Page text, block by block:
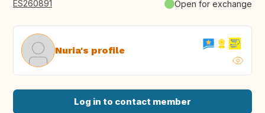
ES260891 Open for exchange
Nuria's profile
Log in to contact member